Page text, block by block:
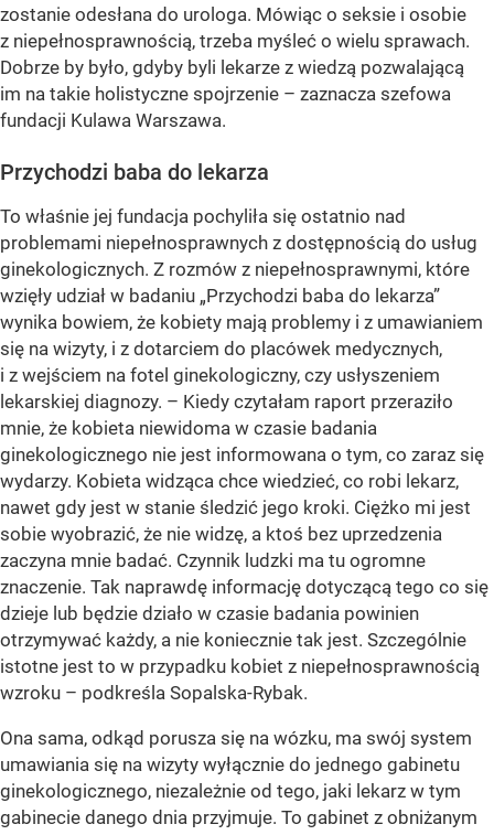
zostanie odesłana do urologa. Mówiąc o seksie i osobie
z niepełnosprawnością, trzeba myśleć o wielu sprawach.
Dobrze by było, gdyby byli lekarze z wiedzą pozwalającą
im na takie holistyczne spojrzenie – zaznacza szefowa
fundacji Kulawa Warszawa.
Przychodzi baba do lekarza
To właśnie jej fundacja pochyliła się ostatnio nad
problemami niepełnosprawnych z dostępnością do usług
ginekologicznych. Z rozmów z niepełnosprawnymi, które
wzięły udział w badaniu „Przychodzi baba do lekarza”
wynika bowiem, że kobiety mają problemy i z umawianiem
się na wizyty, i z dotarciem do placówek medycznych,
i z wejściem na fotel ginekologiczny, czy usłyszeniem
lekarskiej diagnozy. – Kiedy czytałam raport przeraziło
mnie, że kobieta niewidoma w czasie badania
ginekologicznego nie jest informowana o tym, co zaraz się
wydarzy. Kobieta widząca chce wiedzieć, co robi lekarz,
nawet gdy jest w stanie śledzić jego kroki. Ciężko mi jest
sobie wyobrazić, że nie widzę, a ktoś bez uprzedzenia
zaczyna mnie badać. Czynnik ludzki ma tu ogromne
znaczenie. Tak naprawdę informację dotyczącą tego co się
dzieje lub będzie działo w czasie badania powinien
otrzymywać każdy, a nie koniecznie tak jest. Szczególnie
istotne jest to w przypadku kobiet z niepełnosprawnością
wzroku – podkreśla Sopalska-Rybak.
Ona sama, odkąd porusza się na wózku, ma swój system
umawiania się na wizyty wyłącznie do jednego gabinetu
ginekologicznego, niezależnie od tego, jaki lekarz w tym
gabinecie danego dnia przyjmuje. To gabinet z obniżanym